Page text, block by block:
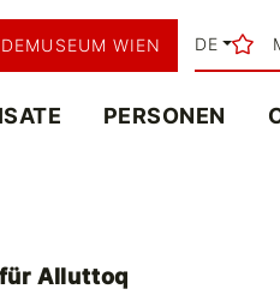
WIEN DE
PERSONEN
für Alluttoq